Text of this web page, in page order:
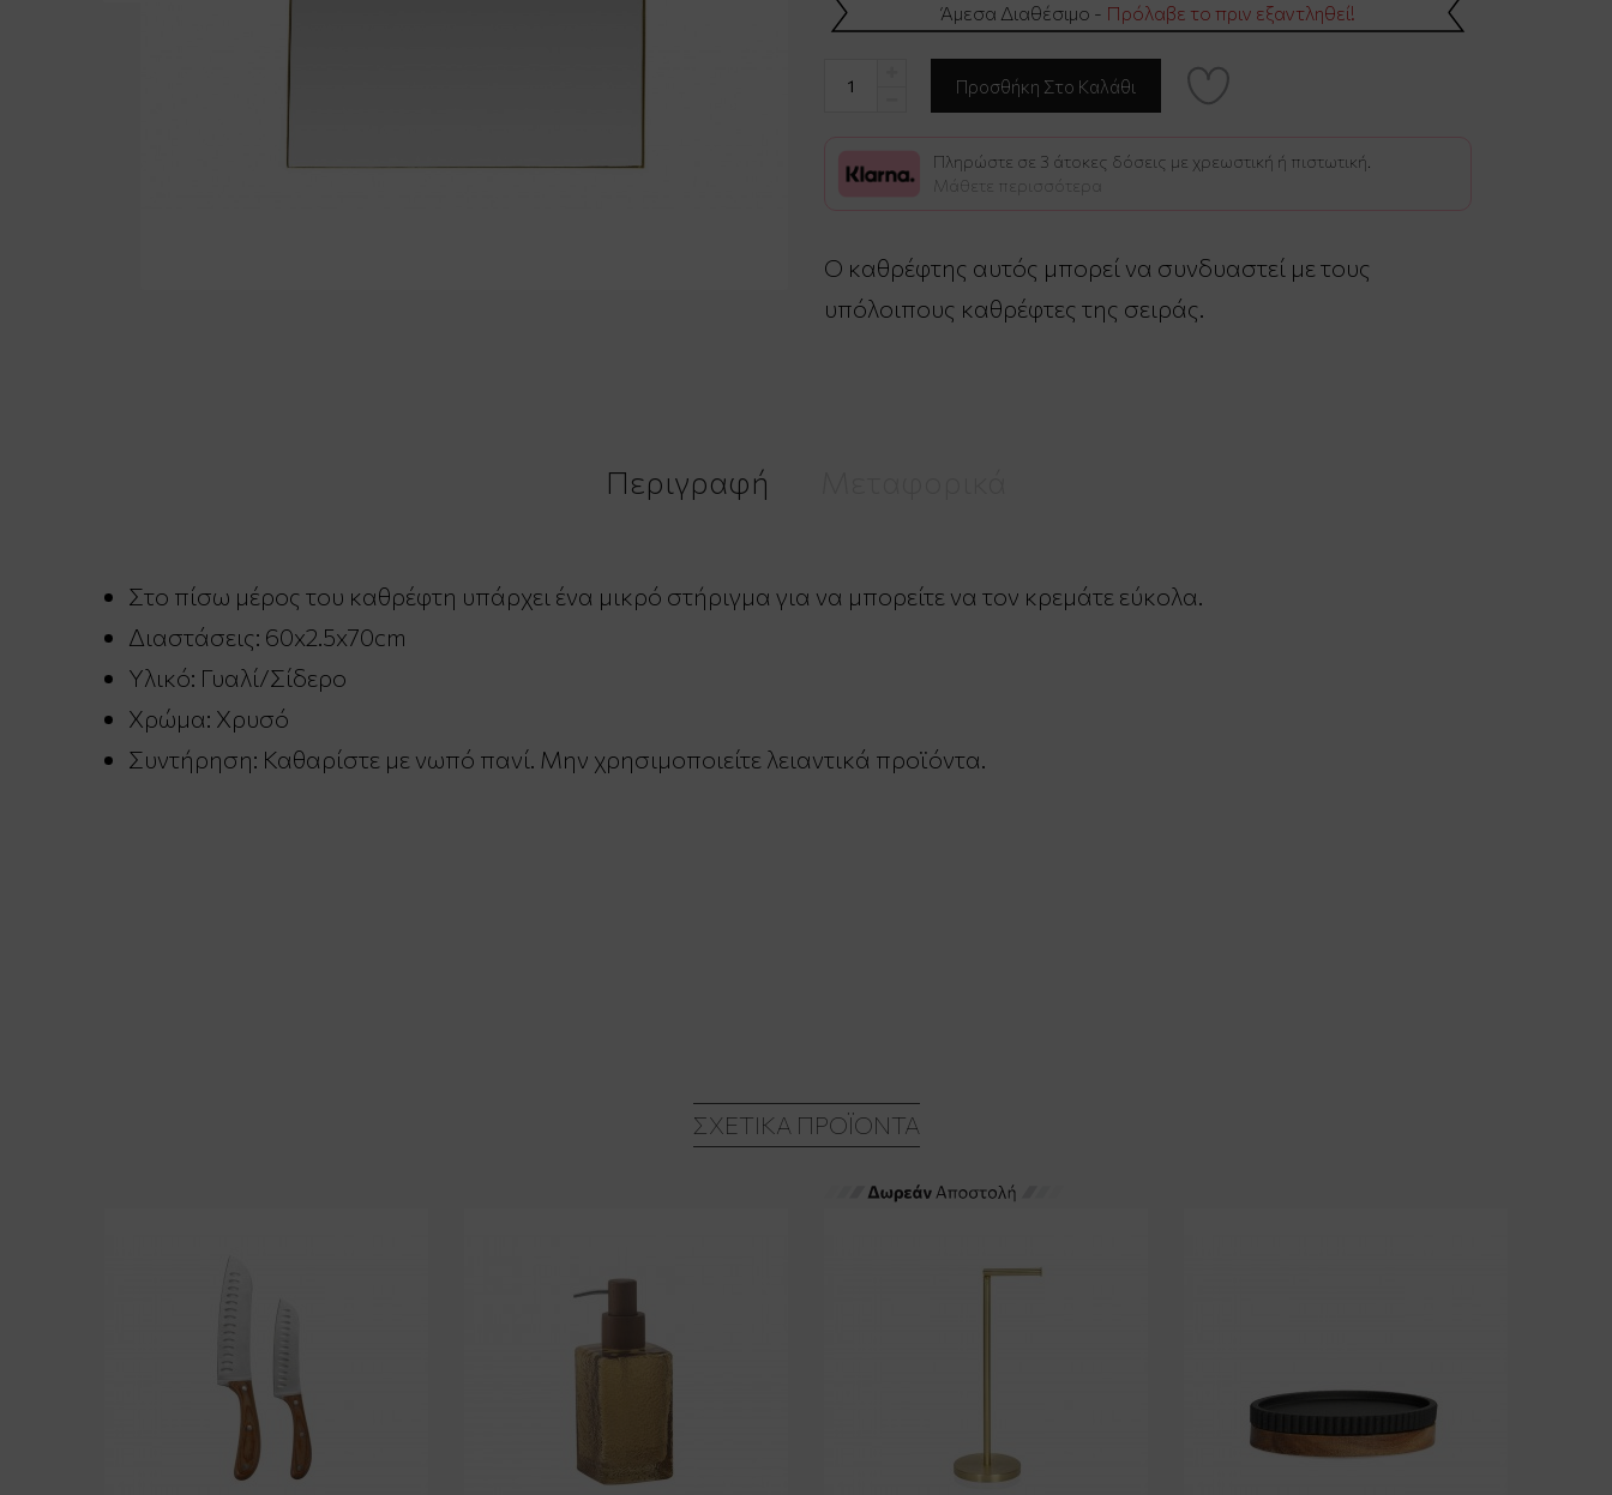
Άμεσα Διαθέσιμο - Πρόλαβε το πριν εξαντληθεί!
Πληρώστε σε 3 άτοκες δόσεις με χρεωστική ή πιστωτική.
Μάθετε περισσότερα
Ο καθρέφτης αυτός μπορεί να συνδυαστεί με τoυς
υπόλοιπους καθρέφτες της σειράς.
Περιγραφή
Στο πίσω μέρος του καθρέφτη υπάρχει ένα μικρό στήριγμα για να μπορείτε να τον κρεμάτε εύκολα.
Διαστάσεις: 60x2.5x70cm
Υλικό: Γυαλί/Σίδερο
Χρώμα: Χρυσό
Συντήρηση: Καθαρίστε με νωπό πανί. Μην χρησιμοποιείτε λειαντικά προϊόντα.
ΣΧΕΤΙΚΆ ΠΡΟΪΌΝΤΑ